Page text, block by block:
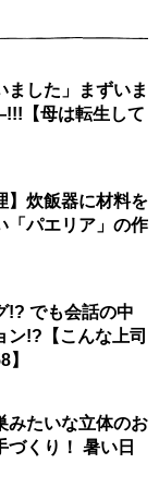
ました」まずいま
【母は転生して
】炊飯器に材料を
「パエリア」の作
!? でも会話の中
ン!?【こんな上司
】
みたいな立体のお
くり！ 暑い日